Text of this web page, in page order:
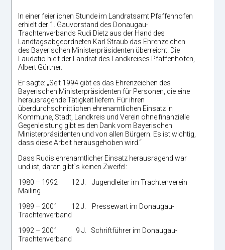
In einer feierlichen Stunde im Landratsamt Pfaffenhofen
erhielt der 1. Gauvorstand des Donaugau-
Trachtenverbands Rudi Dietz aus der Hand des
Landtagsabgeordneten Karl Straub das Ehrenzeichen
des Bayerischen Ministerpräsidenten überreicht. Die
Laudatio hielt der Landrat des Landkreises Pfaffenhofen,
Albert Gürtner.
Er sagte: „Seit 1994 gibt es das Ehrenzeichen des
Bayerischen Ministerpräsidenten für Personen, die eine
herausragende Tätigkeit liefern. Für ihren
überdurchschnittlichen ehrenamtlichen Einsatz in
Kommune, Stadt, Landkreis und Verein ohne finanzielle
Gegenleistung gibt es den Dank vom Bayerischen
Ministerpräsidenten und von allen Bürgern. Es ist wichtig,
dass diese Arbeit herausgehoben wird.“
Dass Rudis ehrenamtlicher Einsatz herausragend war
und ist, daran gibt`s keinen Zweifel:
1980 – 1992 12 J. Jugendleiter im Trachtenverein
Mailing
1989 – 2001 12 J. Pressewart im Donaugau-
Trachtenverband
1992 – 2001 9 J. Schriftführer im Donaugau-
Trachtenverband